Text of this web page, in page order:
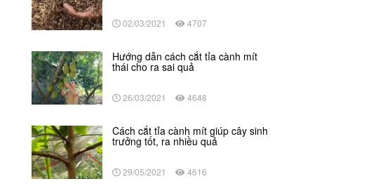
02/03/2021 4707
Hướng dẫn cách cắt tỉa cành mít
thái cho ra sai quả
26/03/2021 4648
Cách cắt tỉa cành mít giúp cây sinh
trưởng tốt, ra nhiều quả
29/05/2021 4616